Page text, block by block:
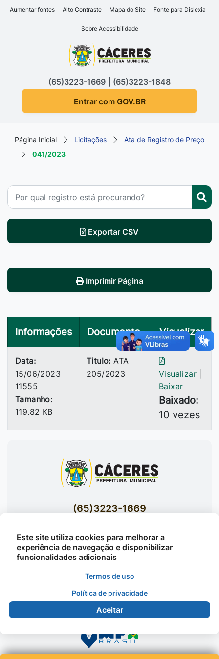
Seção de atalhos e links
Ir para o conteúdo [alt+1]
Ir para o rodapé [alt+4]
Aumentar fontes Alto Contraste Mapa do Site Fonte para Dislexia
Sobre Acessibilidade
Seção do menu principal
(65)3223-1669
(65)3223-1848
Entrar com GOV.BR
Página Inicial Licitações
Ata de Registro de Preço
041/2023
Exportar CSV
Imprimir Página
Informações Documento Visualizar
Data:
15/06/2023
11555
Tamanho:
119.82 KB
Titulo: ATA
205/2023
Visualizar
Baixar
Baixado:
10 vezes
(65)3223-1669
Acessar E-mails Institucionais
Av. Brasil nº 119 Bairro Jardim Celeste -
©2026 - Prefeitura Municipal de Cáceres - Todos os
direitos reservados
Este site utiliza cookies para melhorar a
experiência de navegação e disponibilizar
funcionalidades adicionais
Termos de uso
Política de privacidade
Aceitar